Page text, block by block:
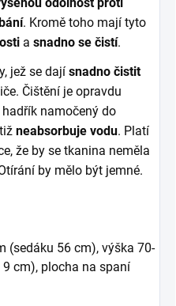
odolnost proti
. Kromě toho mají tyto
a snadno se čistí.
jež se dají snadno čistit
Čištění je opravdu
namočený do
neabsorbuje vodu. Platí
že by se tkanina neměla
by mělo být jemné.
(sedáku 56 cm), výška 70-
cm), plocha na spaní